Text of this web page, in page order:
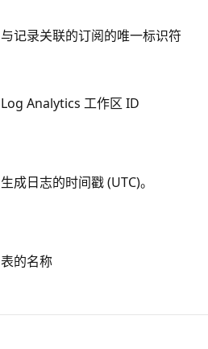
与记录关联的订阅的唯一标识符
Log Analytics 工作区 ID
生成日志的时间戳 (UTC)。
表的名称